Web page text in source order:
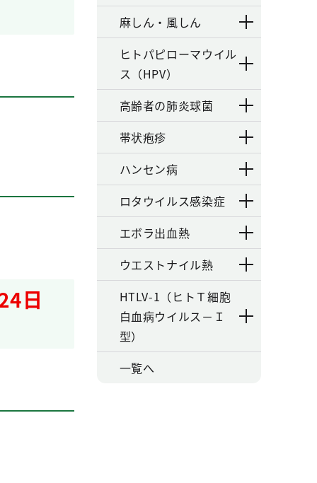
日
麻しん・風しん
ヒトパピローマウイル
ス（HPV）
高齢者の肺炎球菌
帯状疱疹
ハンセン病
ロタウイルス感染症
エボラ出血熱
ウエストナイル熱
HTLV-1（ヒトＴ細胞
白血病ウイルス－Ｉ
型）
一覧へ